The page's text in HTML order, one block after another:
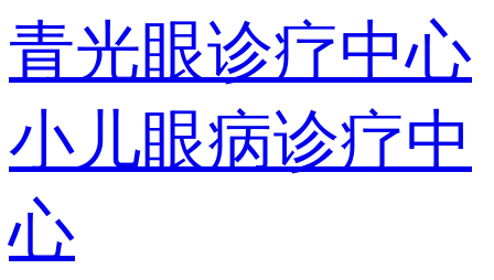
青光眼诊疗中心
小儿眼病诊疗中
心